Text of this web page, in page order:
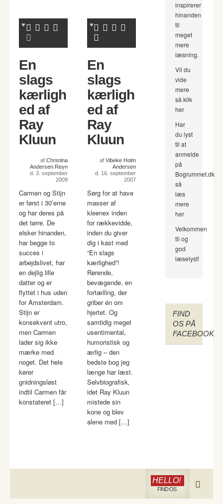
En
slags
kærligh
ed af
Ray
Kluun
af Christina
Andersen Reyn
d. 3. september
2009
Carmen og Stijn
er først i 30’erne
og har deres på
det tørre. De
elsker hinanden,
har begge to
succes i
arbejdslivet, har
en dejlig lille
datter og er
flyttet i hus uden
for Amsterdam.
Stijn er
konsekvent utro,
men Carmen
lader sig ikke
mærke med
noget. Det hele
kører
gnidningsløst
indtil Carmen får
konstateret […]
En
slags
kærligh
ed af
Ray
Kluun
af Vibeke Holm
Andersen
d. 16. september
2007
Sørg for at have
masser af
kleenex inden
for rækkevidde,
inden du giver
dig i kast med
“En slags
kærlighed”!
Rørende,
bevægende, en
fortælling, der
griber én om
hjertet. Og
samtidig meget
usentimental,
humoristisk og
ærlig – den
bedste bog jeg
længe har læst.
Selvbiografisk,
idet Ray Kluun
mistede sin
kone og blev
alene med […]
inspirerer
hinanden
til
meget
mere
læsning.
Vil du
vide
mere
så klik
her
Har
du lyst
til at
anmelde
på
Bogrummet.dk
så
læs
mere
her
Velkommen
til og
god
læselyst!
FIND
OS PÅ
FACEBOOK
HELLO!
FIND OS